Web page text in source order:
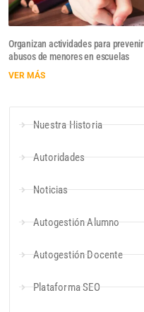
Organizan actividades para prevenir
abusos de menores en escuelas
VER MÁS
Nuestra Historia
Autoridades
Noticias
Autogestión Alumno
Autogestión Docente
Plataforma SEO